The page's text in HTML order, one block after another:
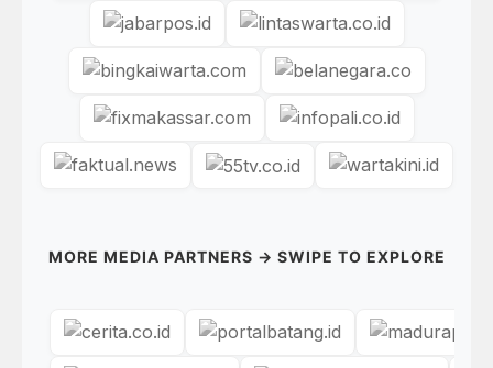
MORE MEDIA PARTNERS → SWIPE TO EXPLORE